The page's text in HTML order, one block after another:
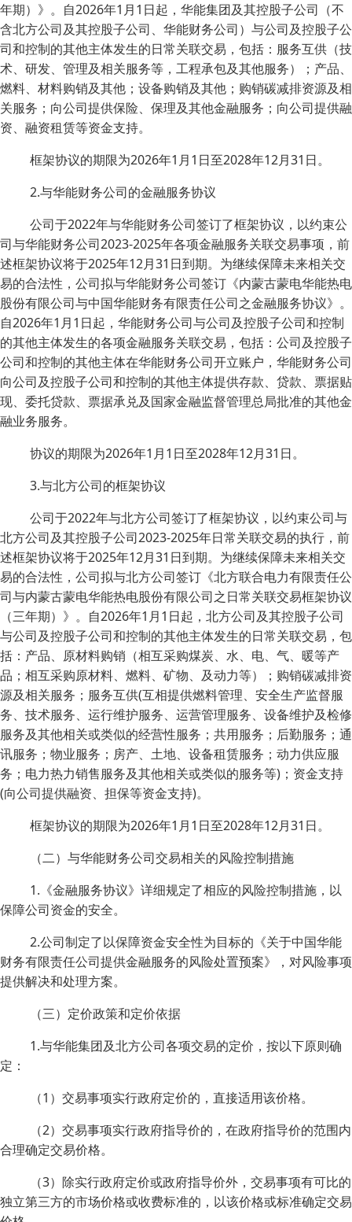
年期）》。自2026年1月1日起，华能集团及其控股子公司（不
含北方公司及其控股子公司、华能财务公司）与公司及控股子公
司和控制的其他主体发生的日常关联交易，包括：服务互供（技
术、研发、管理及相关服务等，工程承包及其他服务）；产品、
燃料、材料购销及其他；设备购销及其他；购销碳减排资源及相
关服务；向公司提供保险、保理及其他金融服务；向公司提供融
资、融资租赁等资金支持。
框架协议的期限为2026年1月1日至2028年12月31日。
2.与华能财务公司的金融服务协议
公司于2022年与华能财务公司签订了框架协议，以约束公
司与华能财务公司2023-2025年各项金融服务关联交易事项，前
述框架协议将于2025年12月31日到期。为继续保障未来相关交
易的合法性，公司拟与华能财务公司签订《内蒙古蒙电华能热电
股份有限公司与中国华能财务有限责任公司之金融服务协议》。
自2026年1月1日起，华能财务公司与公司及控股子公司和控制
的其他主体发生的各项金融服务关联交易，包括：公司及控股子
公司和控制的其他主体在华能财务公司开立账户，华能财务公司
向公司及控股子公司和控制的其他主体提供存款、贷款、票据贴
现、委托贷款、票据承兑及国家金融监督管理总局批准的其他金
融业务服务。
协议的期限为2026年1月1日至2028年12月31日。
3.与北方公司的框架协议
公司于2022年与北方公司签订了框架协议，以约束公司与
北方公司及其控股子公司2023-2025年日常关联交易的执行，前
述框架协议将于2025年12月31日到期。为继续保障未来相关交
易的合法性，公司拟与北方公司签订《北方联合电力有限责任公
司与内蒙古蒙电华能热电股份有限公司之日常关联交易框架协议
（三年期）》。自2026年1月1日起，北方公司及其控股子公司
与公司及控股子公司和控制的其他主体发生的日常关联交易，包
括：产品、原材料购销（相互采购煤炭、水、电、气、暖等产
品；相互采购原材料、燃料、矿物、及动力等）；购销碳减排资
源及相关服务；服务互供(互相提供燃料管理、安全生产监督服
务、技术服务、运行维护服务、运营管理服务、设备维护及检修
服务及其他相关或类似的经营性服务；共用服务；后勤服务；通
讯服务；物业服务；房产、土地、设备租赁服务；动力供应服
务；电力热力销售服务及其他相关或类似的服务等)；资金支持
(向公司提供融资、担保等资金支持)。
框架协议的期限为2026年1月1日至2028年12月31日。
（二）与华能财务公司交易相关的风险控制措施
1.《金融服务协议》详细规定了相应的风险控制措施，以
保障公司资金的安全。
2.公司制定了以保障资金安全性为目标的《关于中国华能
财务有限责任公司提供金融服务的风险处置预案》，对风险事项
提供解决和处理方案。
（三）定价政策和定价依据
1.与华能集团及北方公司各项交易的定价，按以下原则确
定：
（1）交易事项实行政府定价的，直接适用该价格。
（2）交易事项实行政府指导价的，在政府指导价的范围内
合理确定交易价格。
（3）除实行政府定价或政府指导价外，交易事项有可比的
独立第三方的市场价格或收费标准的，以该价格或标准确定交易